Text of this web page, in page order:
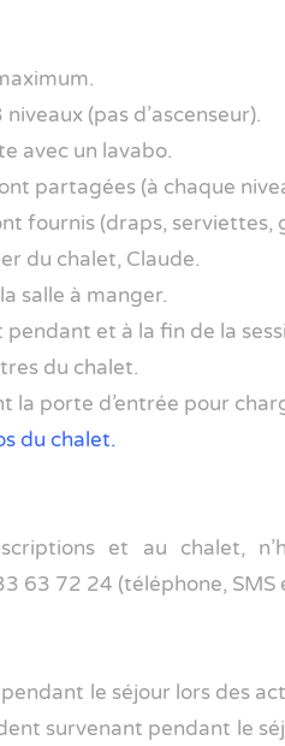
(pas d’ascenseur).
avec un lavabo.
partagées (à chaque
fournis (draps, serviettes,
du chalet, Claude.
salle à manger.
et à la fin de la
du chalet.
la porte d’entrée pour
du chalet.
et au chalet,
63 72 24 (téléphone,
le séjour lors des
survenant pendant le